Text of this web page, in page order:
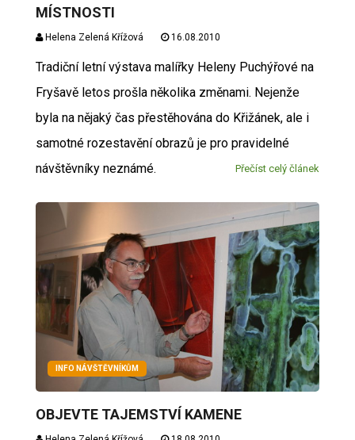
MÍSTNOSTI
Helena Zelená Křížová 16.08.2010
Tradiční letní výstava malířky Heleny Puchýřové na
Fryšavě letos prošla několika změnami. Nejenže
byla na nějaký čas přestěhována do Křižánek, ale i
samotné rozestavění obrazů je pro pravidelné
návštěvníky neznámé.
Přečíst celý článek
INFO NÁVŠTĚVNÍKŮM
OBJEVTE TAJEMSTVÍ KAMENE